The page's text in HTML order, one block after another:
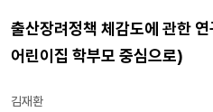
출산장려정책 체감도에 관한
어린이집 학부모 중심으로)
김재환